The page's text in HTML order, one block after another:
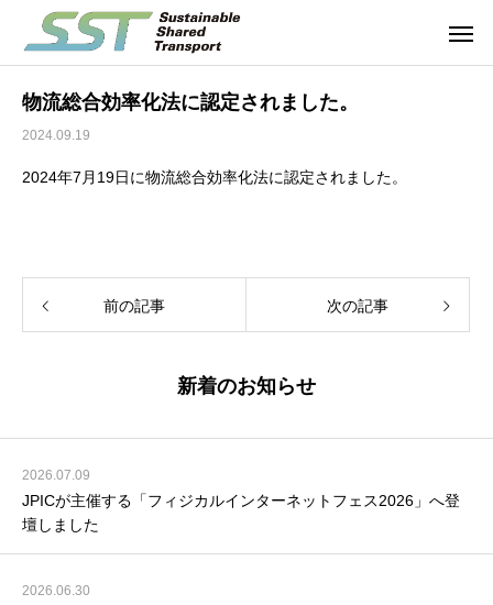
物流総合効率化法に認定されました。
2024.09.19
2024年7月19日に物流総合効率化法に認定されました。
前の記事 次の記事
新着のお知らせ
2026.07.09
JPICが主催する「フィジカルインターネットフェス2026」へ登
壇しました
2026.06.30